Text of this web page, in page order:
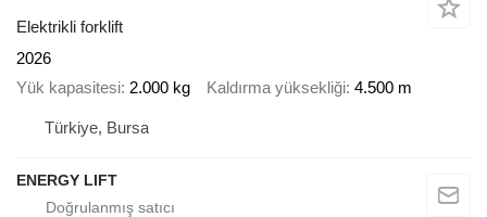
Elektrikli forklift
2026
Yük kapasitesi 2.000 kg Kaldırma yüksekliği 4.500 m
Türkiye, Bursa
ENERGY LIFT